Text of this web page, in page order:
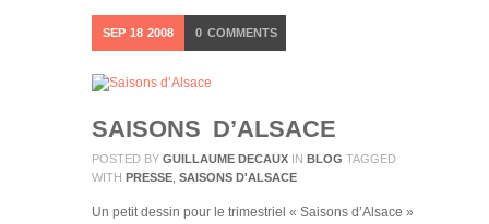
SEP 18 2008 0 COMMENTS
SAISONS D’ALSACE
POSTED BY GUILLAUME DECAUX IN BLOG TAGGED
WITH PRESSE SAISONS D'ALSACE
Un petit dessin pour le trimestriel « Saisons d’Alsace »